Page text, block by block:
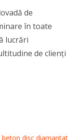
de
în toate
lucrări
de clienţi